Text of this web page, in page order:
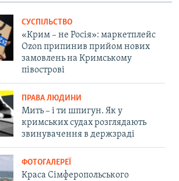
СУСПІЛЬСТВО
«Крим – не Росія»: маркетплейс
Ozon припинив прийом нових
замовлень на Кримському
півострові
ПРАВА ЛЮДИНИ
Мить – і ти шпигун. Як у
кримських судах розглядають
звинувачення в держзраді
ФОТОГАЛЕРЕЇ
Краса Сімферопольського